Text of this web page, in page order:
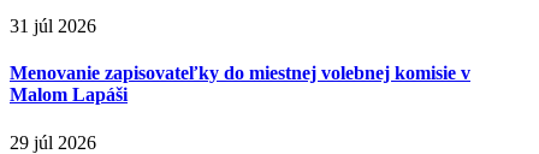
31 júl 2026
Menovanie zapisovateľky do miestnej volebnej komisie v
Malom Lapáši
29 júl 2026